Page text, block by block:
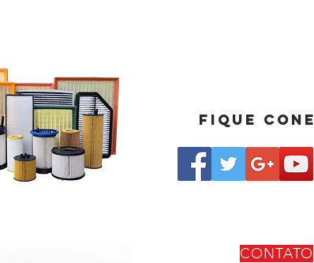
Fique
CONTATO